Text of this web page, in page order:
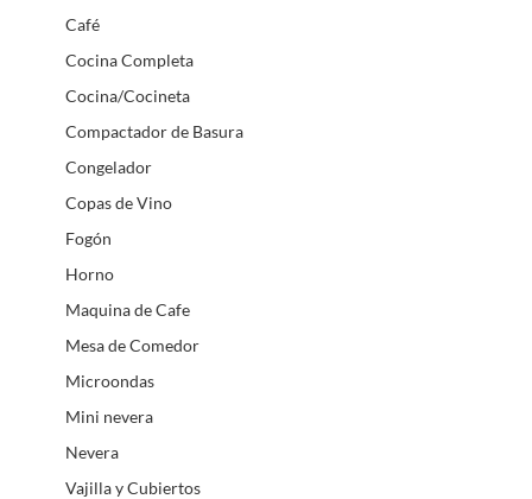
Café
Cocina Completa
Cocina/Cocineta
Compactador de Basura
Congelador
Copas de Vino
Fogón
Horno
Maquina de Cafe
Mesa de Comedor
Microondas
Mini nevera
Nevera
Vajilla y Cubiertos